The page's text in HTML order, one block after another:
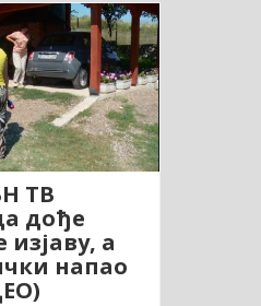
ТВ
дође
а
напао